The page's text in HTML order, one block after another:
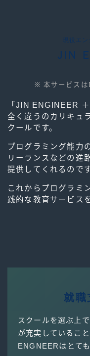
現役エ
JIN
※ 本サービスは
「JIN ENGINEER
全く違うのカリキュ
クールです。
プログラミング能力
リーランスなどの進
提供してくれるのです
これからプログラミ
践的な教育サービス
就職
スクールを選ぶ上
が充実しているこ
ENGNEERはとて